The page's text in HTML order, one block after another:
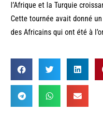
l’Afrique et la Turquie
Cette tournée avait donné
des Africains qui ont été à